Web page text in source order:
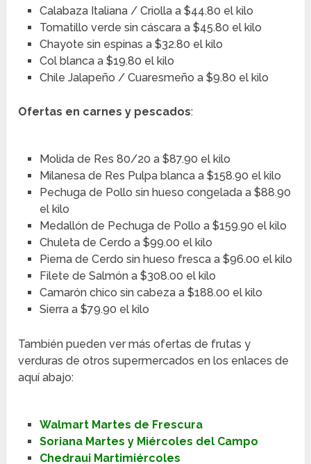
Calabaza Italiana / Criolla a $44.80 el kilo
Tomatillo verde sin cáscara a $45.80 el kilo
Chayote sin espinas a $32.80 el kilo
Col blanca a $19.80 el kilo
Chile Jalapeño / Cuaresmeño a $9.80 el kilo
Ofertas en carnes y pescados:
Molida de Res 80/20 a $87.90 el kilo
Milanesa de Res Pulpa blanca a $158.90 el kilo
Pechuga de Pollo sin hueso congelada a $88.90
el kilo
Medallón de Pechuga de Pollo a $159.90 el kilo
Chuleta de Cerdo a $99.00 el kilo
Pierna de Cerdo sin hueso fresca a $96.00 el kilo
Filete de Salmón a $308.00 el kilo
Camarón chico sin cabeza a $188.00 el kilo
Sierra a $79.90 el kilo
También pueden ver más ofertas de frutas y
verduras de otros supermercados en los enlaces de
aquí abajo:
Walmart Martes de Frescura
Soriana Martes y Miércoles del Campo
Chedraui Martimiércoles